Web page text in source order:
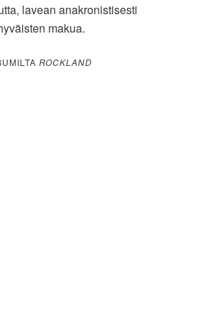
lavean anakronistisesti
makua.
ROCKLAND